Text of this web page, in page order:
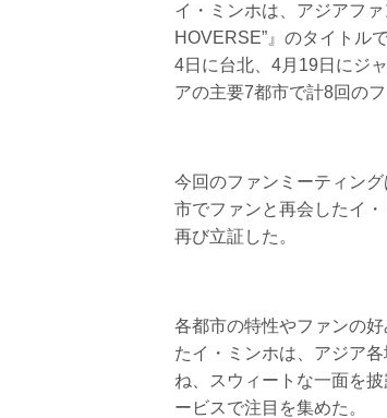
イ・ミンホは、アジアフ
HOVERSE”』のタイトル
4日に台北、4月19日にジ
アの主要7都市で計8回の
今回のファンミーティン
市でファンと再会したイ
再び立証した。
各都市の特性やファンの
たイ・ミンホは、アジア
ね、スウィートな一面を
ービスで注目を集めた。